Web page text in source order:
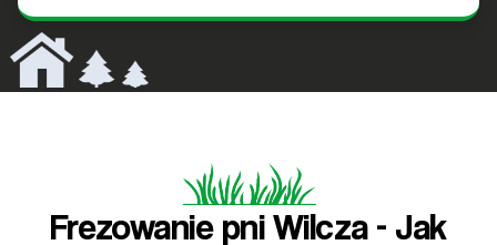
Frezowanie pni Wilcza - Jak